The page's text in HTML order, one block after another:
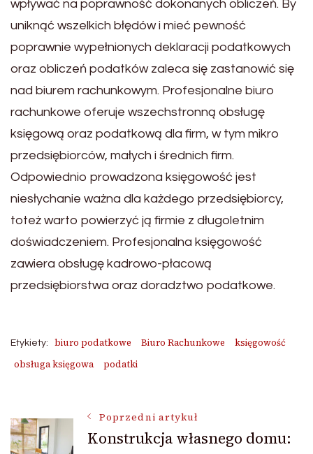
wpływać na poprawność dokonanych obliczeń. By
uniknąć wszelkich błędów i mieć pewność
poprawnie wypełnionych deklaracji podatkowych
oraz obliczeń podatków zaleca się zastanowić się
nad biurem rachunkowym. Profesjonalne biuro
rachunkowe oferuje wszechstronną obsługę
księgową oraz podatkową dla firm, w tym mikro
przedsiębiorców, małych i średnich firm.
Odpowiednio prowadzona księgowość jest
niesłychanie ważna dla każdego przedsiębiorcy,
toteż warto powierzyć ją firmie z długoletnim
doświadczeniem. Profesjonalna księgowość
zawiera obsługę kadrowo-płacową
przedsiębiorstwa oraz doradztwo podatkowe.
Etykiety: biuro podatkowe Biuro Rachunkowe
księgowość
obsługa księgowa
podatki
NawigacjaPoprzedni artykuł
Konstrukcja własnego domu: